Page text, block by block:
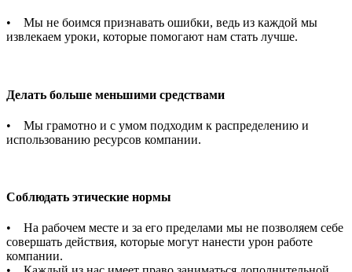
• Мы не боимся признавать ошибки, ведь из каждой мы
извлекаем уроки, которые помогают нам стать лучше.
Делать больше меньшими средствами
• Мы грамотно и с умом подходим к распределению и
использованию ресурсов компании.
Соблюдать этические нормы
• На рабочем месте и за его пределами мы не позволяем себе
совершать действия, которые могут нанести урон работе
компании.